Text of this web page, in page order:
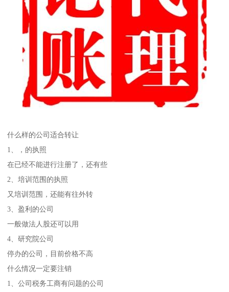
什么样的公司适合转让
1、，的执照
在已经不能进行注册了，还有些
2、培训范围的执照
又培训范围，还能有往外转
3、盈利的公司
一般做法人股还可以用
4、研究院公司
停办的公司，目前价格不高
什么情况一定要注销
1、公司税务工商有问题的公司